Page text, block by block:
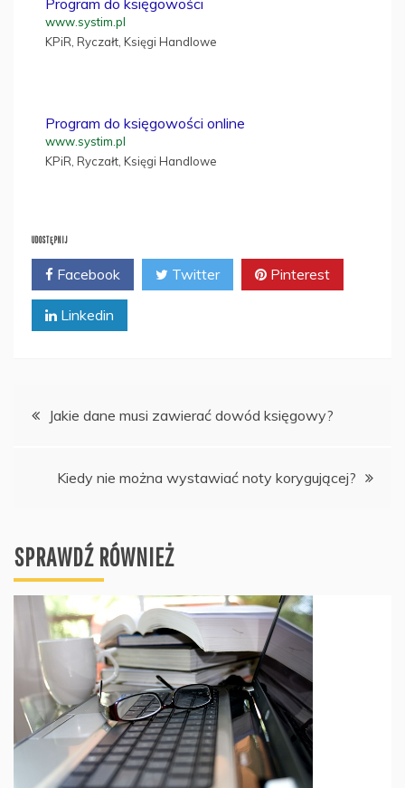
www.systim.pl
KPiR, Ryczałt, Księgi Handlowe
Program do księgowości online
www.systim.pl
KPiR, Ryczałt, Księgi Handlowe
UDOSTĘPNIJ
Facebook Twitter Pinterest
Linkedin
Nawigacja
Jakie dane musi zawierać dowód księgowy?
Kiedy nie można wystawiać noty korygującej?
SPRAWDŹ RÓWNIEŻ